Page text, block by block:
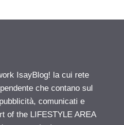
IsayBlog! la cui rete
che contano sul
comunicati e
of the LIFESTYLE AREA